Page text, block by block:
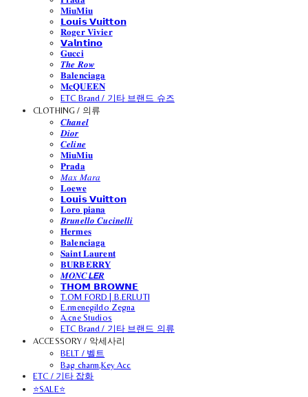
𝐌𝐢𝐮𝐌𝐢𝐮
𝗟𝗼𝘂𝗶𝘀 𝗩𝘂𝗶𝘁𝘁𝗼𝗻
𝐑𝐨𝐠𝐞𝐫 𝐕𝐢𝐯𝐢𝐞𝐫
𝗩𝗮𝗹𝗻𝘁𝗶𝗻𝗼
𝐆𝐮𝐜𝐜𝐢
𝑻𝒉𝒆 𝑹𝒐𝒘
𝐁𝐚𝐥𝐞𝐧𝐜𝐢𝐚𝐠𝐚
𝐌𝐜𝐐𝐔𝐄𝐄𝐍
ETC Brand / 기타 브랜드 슈즈
CLOTHING / 의류
𝑪𝒉𝒂𝒏𝒆𝒍
𝑫𝒊𝒐𝒓
𝑪𝒆𝒍𝒊𝒏𝒆
𝐌𝐢𝐮𝐌𝐢𝐮
𝐏𝐫𝐚𝐝𝐚
𝑀𝑎𝑥 𝑀𝑎𝑟𝑎
𝐋𝐨𝐞𝐰𝐞
𝗟𝗼𝘂𝗶𝘀 𝗩𝘂𝗶𝘁𝘁𝗼𝗻
𝐋𝐨𝐫𝐨 𝐩𝐢𝐚𝐧𝐚
𝑩𝒓𝒖𝒏𝒆𝒍𝒍𝒐 𝑪𝒖𝒄𝒊𝒏𝒆𝒍𝒍𝒊
𝐇𝐞𝐫𝐦𝐞𝐬
𝐁𝐚𝐥𝐞𝐧𝐜𝐢𝐚𝐠𝐚
𝐒𝐚𝐢𝐧𝐭 𝐋𝐚𝐮𝐫𝐞𝐧𝐭
𝐁𝐔𝐑𝐁𝐄𝐑𝐑𝐘
𝑴𝑶𝑵𝑪𝙇𝙀𝑹
𝗧𝗛𝗢𝗠 𝗕𝗥𝗢𝗪𝗡𝗘
T.OM FORD | B.ERLUTI
E.rmenegildo Zegna
A.cne Studios
ETC Brand / 기타 브랜드 의류
ACCESSORY / 악세사리
BELT / 벨트
Bag charm,Key Acc
ETC / 기타 잡화
⭐SALE⭐